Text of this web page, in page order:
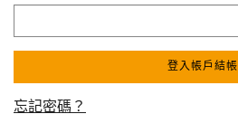
登入帳戶結帳
忘記密碼？